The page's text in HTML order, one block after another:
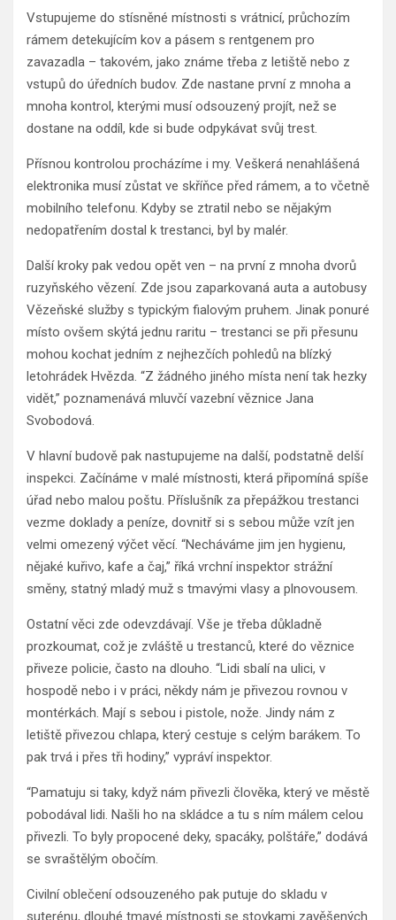
Vstupujeme do stísněné místnosti s vrátnicí, průchozím
rámem detekujícím kov a pásem s rentgenem pro
zavazadla – takovém, jako známe třeba z letiště nebo z
vstupů do úředních budov. Zde nastane první z mnoha a
mnoha kontrol, kterými musí odsouzený projít, než se
dostane na oddíl, kde si bude odpykávat svůj trest.
Přísnou kontrolou procházíme i my. Veškerá nenahlášená
elektronika musí zůstat ve skříňce před rámem, a to včetně
mobilního telefonu. Kdyby se ztratil nebo se nějakým
nedopatřením dostal k trestanci, byl by malér.
Další kroky pak vedou opět ven – na první z mnoha dvorů
ruzyňského vězení. Zde jsou zaparkovaná auta a autobusy
Vězeňské služby s typickým fialovým pruhem. Jinak ponuré
místo ovšem skýtá jednu raritu – trestanci se při přesunu
mohou kochat jedním z nejhezčích pohledů na blízký
letohrádek Hvězda. “Z žádného jiného místa není tak hezky
vidět,” poznamenává mluvčí vazební věznice Jana
Svobodová.
V hlavní budově pak nastupujeme na další, podstatně delší
inspekci. Začínáme v malé místnosti, která připomíná spíše
úřad nebo malou poštu. Příslušník za přepážkou trestanci
vezme doklady a peníze, dovnitř si s sebou může vzít jen
velmi omezený výčet věcí. “Necháváme jim jen hygienu,
nějaké kuřivo, kafe a čaj,” říká vrchní inspektor strážní
směny, statný mladý muž s tmavými vlasy a plnovousem.
Ostatní věci zde odevzdávají. Vše je třeba důkladně
prozkoumat, což je zvláště u trestanců, které do věznice
přiveze policie, často na dlouho. “Lidi sbalí na ulici, v
hospodě nebo i v práci, někdy nám je přivezou rovnou v
montérkách. Mají s sebou i pistole, nože. Jindy nám z
letiště přivezou chlapa, který cestuje s celým barákem. To
pak trvá i přes tři hodiny,” vypráví inspektor.
“Pamatuju si taky, když nám přivezli člověka, který ve městě
pobodával lidi. Našli ho na skládce a tu s ním málem celou
přivezli. To byly propocené deky, spacáky, polštáře,” dodává
se svraštělým obočím.
Civilní oblečení odsouzeného pak putuje do skladu v
suterénu, dlouhé tmavé místnosti se stovkami zavěšených